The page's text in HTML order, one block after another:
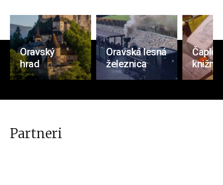
Oravský
hrad
Oravská lesná
železnica
Partneri